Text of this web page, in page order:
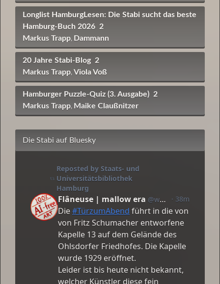
Longlist HamburgLesen: Die Stabi sucht das beste
Hamburg-Buch 2026 2
Markus Trapp, Dammann
20 Jahre Stabi-Blog 2
Markus Trapp, Viola Voß
Hamburger Puzzle-Quiz (3. Ausgabe) 2
Markus Trapp, Maike Claußnitzer
Die Stabi auf Bluesky